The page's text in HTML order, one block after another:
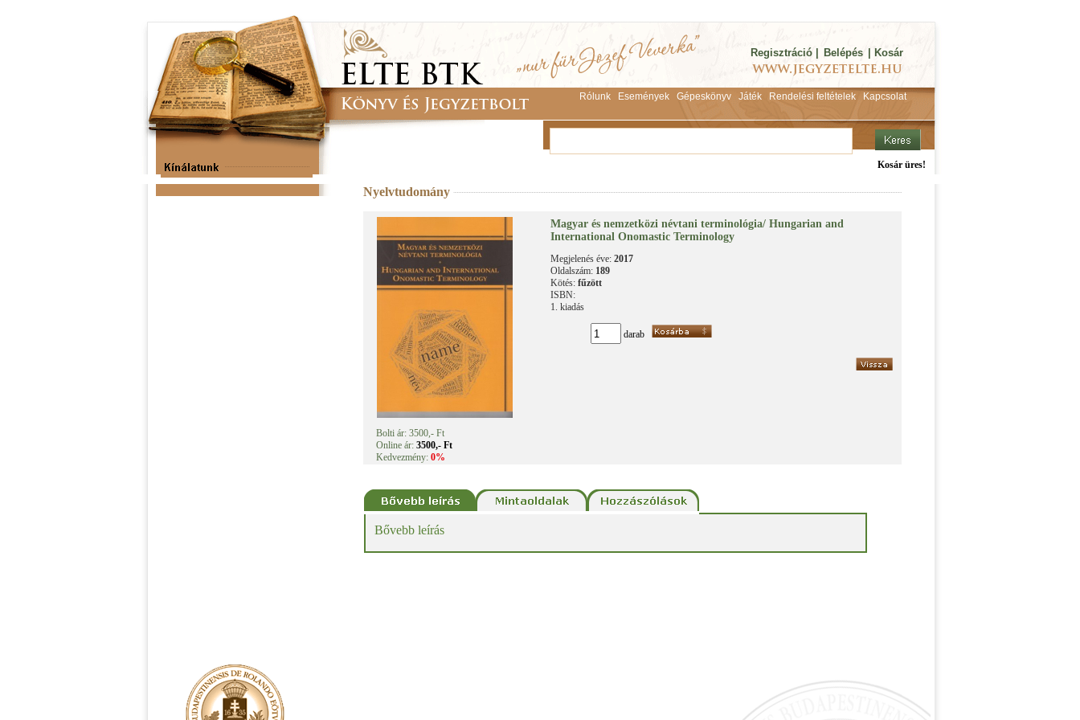
Regisztráció Belépés Kosár
Rólunk Események Gépeskönyv Játék Rendelési feltételek Kapcsolat
Kosár üres!
Nyelvtudomány
Bolti ár: 3500,- Ft
Online ár: 3500,- Ft
Kedvezmény: 0%
Magyar és nemzetközi névtani terminológia/ Hungarian and
International Onomastic Terminology
Megjelenés éve: 2017
Oldalszám: 189
Kötés: fűzött
ISBN:
1. kiadás
darab
Bővebb leírás